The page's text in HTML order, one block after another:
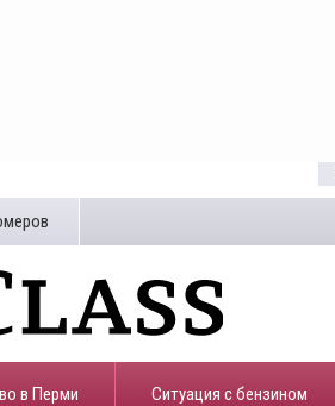
в Перми ​Ситуация с бензином